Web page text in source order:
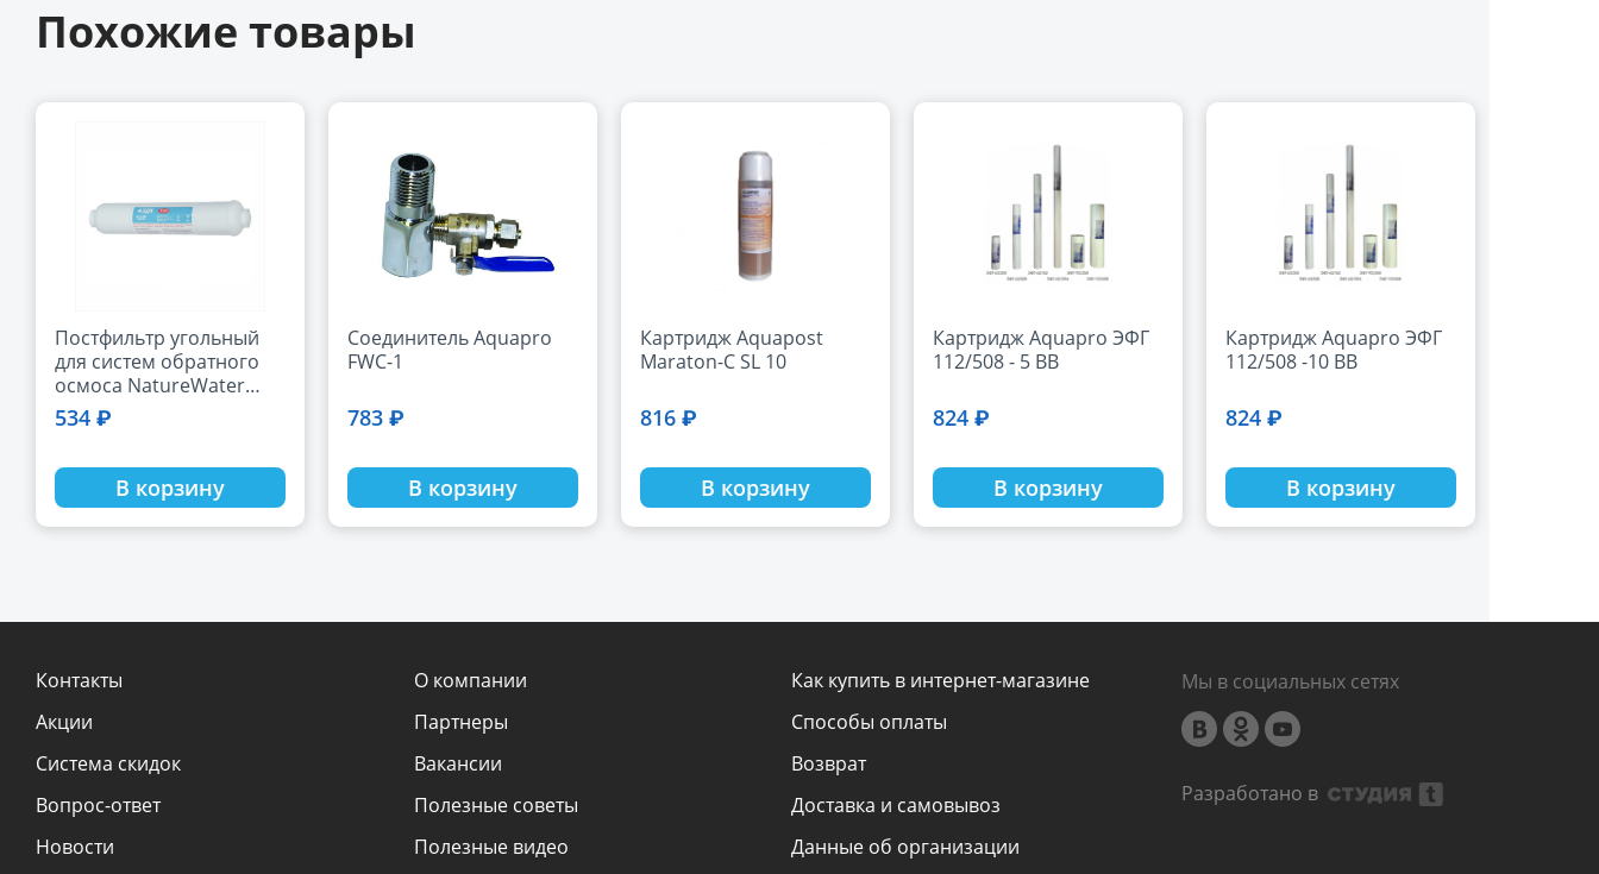
Похожие товары
Постфильтр угольный
для систем обратного
осмоса NatureWater
(T33A)
534 ₽
В корзину
Соединитель Aquapro
FWС-1
783 ₽
В корзину
Картридж Aquapost
Maraton-C SL 10
816 ₽
В корзину
Картридж Aquapro ЭФГ
112/508 - 5 ВВ
824 ₽
В корзину
Картридж Aquapro ЭФГ
112/508 -10 ВВ
824 ₽
В корзину
Контакты
Акции
Система скидок
Вопрос-ответ
Новости
О компании
Партнеры
Вакансии
Полезные советы
Полезные видео
Как купить в интернет-магазине
Способы оплаты
Возврат
Доставка и самовывоз
Данные об организации
Мы в социальных сетях
Разработано в